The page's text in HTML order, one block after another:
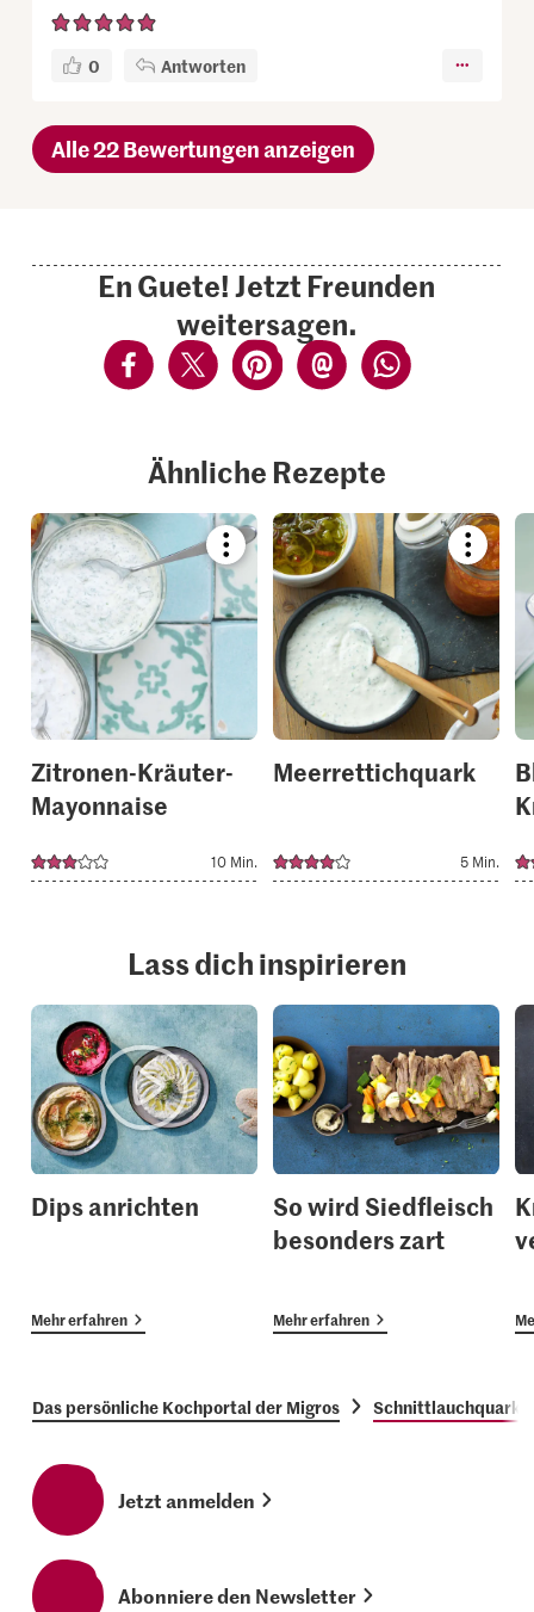
0 Antworten
Alle 22 Bewertungen anzeigen
En Guete! Jetzt Freunden
weitersagen.
Ähnliche Rezepte
Bookmark
recipe
or
add
it
collections.
Zitronen-Kräuter-
Mayonnaise
10 Min.
recipe
or
add
it
your
Meerrettichquark
5 Min.
Lass dich inspirieren
Dips anrichten
Mehr erfahren
So wird Siedfleisch
besonders zart
Mehr erfahren
Das persönliche Kochportal der Migros Schnittlauchquark
Jetzt anmelden
Abonniere den Newsletter